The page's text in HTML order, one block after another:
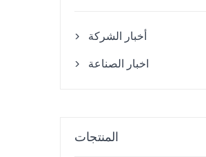
 أخبار الشركة
 اخبار الصناعة
المنتجات